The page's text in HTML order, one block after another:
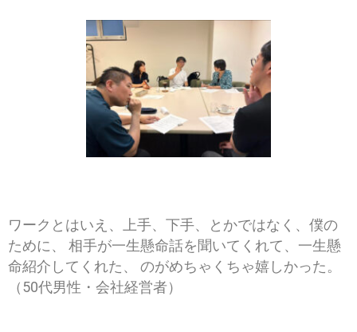
ワークとはいえ、上手、下手、とかではなく、僕の
ために、 相手が一生懸命話を聞いてくれて、一生懸
命紹介してくれた、 のがめちゃくちゃ嬉しかった。
（50代男性・会社経営者）